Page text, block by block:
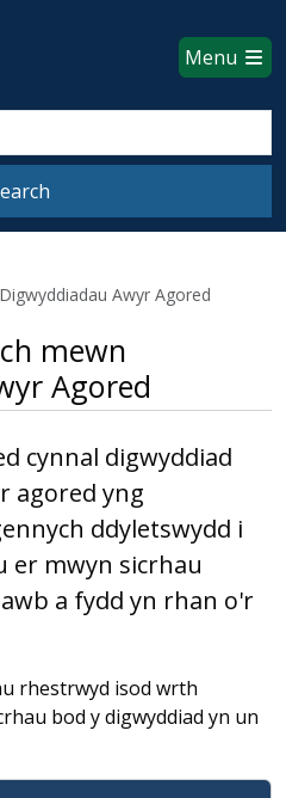
Council
Menu
Awyr Agored
mewn
Agored
cynnal digwyddiad
agored yng
ddyletswydd i
er mwyn sicrhau
a fydd yn rhan o'r
rhestrwyd isod wrth
bod y digwyddiad yn un